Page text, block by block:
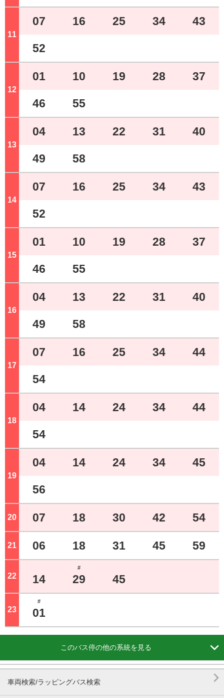
11
07 16 25 34 43
52
12
01 10 19 28 37
46 55
13
04 13 22 31 40
49 58
14
07 16 25 34 43
52
15
01 10 19 28 37
46 55
16
04 13 22 31 40
49 58
17
07 16 25 34 44
54
18
04 14 24 34 44
54
19
04 14 24 34 45
56
20 07 18 30 42 54
21 06 18 31 45 59
22 14
#
29 45
23
#
01
このバス停の他の系統を見る 
車両検索/ラッピングバス検索
